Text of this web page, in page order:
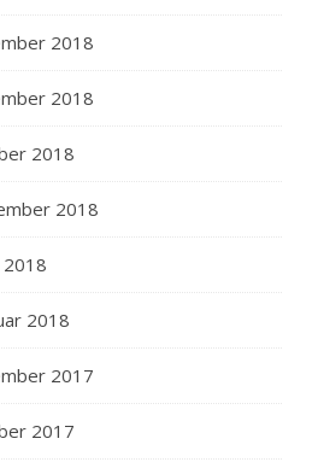
2018
2018
2018
2018
2018
2017
2017